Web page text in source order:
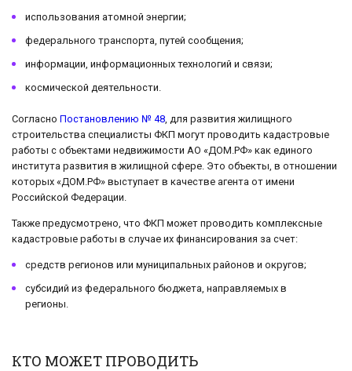
использования атомной энергии;
федерального транспорта, путей сообщения;
информации, информационных технологий и связи;
космической деятельности.
Согласно Постановлению № 48 , для развития жилищного
строительства специалисты ФКП могут проводить кадастровые
работы с объектами недвижимости АО «ДОМ.РФ» как единого
института развития в жилищной сфере. Это объекты, в отношении
которых «ДОМ.РФ» выступает в качестве агента от имени
Российской Федерации.
Также предусмотрено, что ФКП может проводить комплексные
кадастровые работы в случае их финансирования за счет:
средств регионов или муниципальных районов и округов;
субсидий из федерального бюджета, направляемых в
регионы.
КТО МОЖЕТ ПРОВОДИТЬ